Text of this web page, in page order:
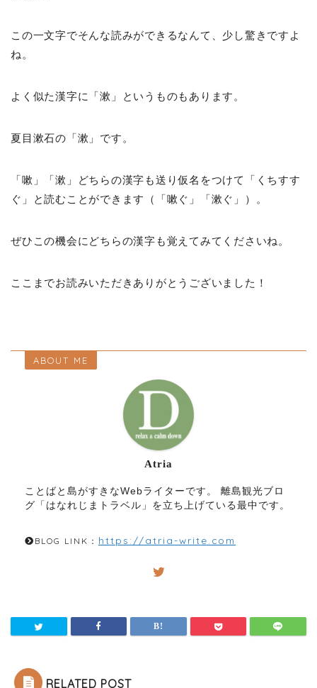
この一文字でそんな読みができるなんて、少し驚きですよ
ね。
よく似た漢字に「漱」というものもあります。
夏目漱石の「漱」です。
「嗽」「漱」どちらの漢字も送り仮名をつけて「くちすす
ぐ」と読むことができます（「嗽ぐ」「漱ぐ」）。
ぜひこの機会にどちらの漢字も覚えてみてくださいね。
ここまでお読みいただきありがとうございました！
ABOUT ME
Atria
ことばと島がすきなWebライターです。 離島観光ブロ
グ「はなれじまトラベル」を立ち上げている最中です。
BLOG LINK： https://atria-write.com
RELATED POST